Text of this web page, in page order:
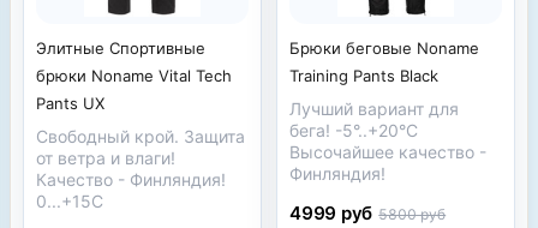
Элитные Спортивные
брюки Noname Vital Tech
Pants UX
Свободный крой. Защита
от ветра и влаги!
Качество - Финляндия!
0...+15С
Брюки беговые Noname
Training Pants Black
Лучший вариант для
бега! -5°..+20°C
Высочайшее качество -
Финляндия!
4999 руб 5800 руб